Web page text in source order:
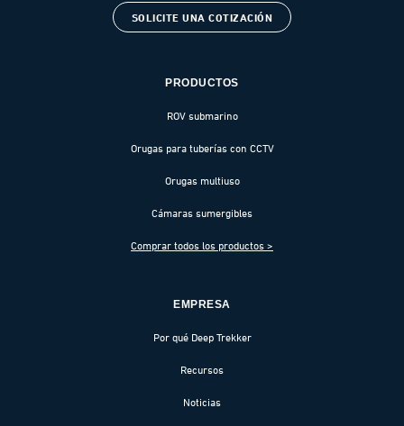
SOLICITE UNA COTIZACIÓN
PRODUCTOS
ROV submarino
Orugas para tuberías con CCTV
Orugas multiuso
Cámaras sumergibles
Comprar todos los productos >
EMPRESA
Por qué Deep Trekker
Recursos
Noticias